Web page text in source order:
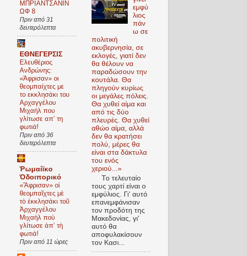
ΜΠΡΙΑΝΤΣΑΝΙΝ
ΩΦ 8
Πριν από 31
δευτερόλεπτα
ΕΘΝΕΓΕΡΣΙΣ
Ελευθέριος
Ανδρώνης:
«Άφρισαν» οι
θεομπαίχτες με
το εκκλησάκι του
Αρχαγγέλου
Μιχαήλ που
γλίτωσε απ’ τη
φωτιά!
Πριν από 36
δευτερόλεπτα
Ῥωμαίϊκο
Ὁδοιπορικό
«Ἄφρισαν» οἱ
θεομπαῖχτες μὲ
τὸ ἐκκλησάκι τοῦ
Ἀρχαγγέλου
Μιχαὴλ ποὺ
γλίτωσε ἀπ’ τὴ
φωτιά!
Πριν από 11 ώρες
εμφύ
λιος
πάν
ω σε
πολιτική
ακυβερνησία, σε
εκλογές, γιατί δεν
θα θέλουν να
παραδώσουν την
κουτάλα. Θα
πληγούν κυρίως
οι μεγάλες πόλεις.
Θα χυθεί αίμα και
από τις δύο
πλευρές. Θα χυθεί
αθώο αίμα, αλλά
δεν θα κρατήσει
πολύ, μέρες θα
είναι στα δάκτυλα
του ενός
χεριού...»
Το τελευταίο
τους χαρτί είναι ο
εμφύλιος. Γι' αυτό
επανεμφάνισαν
τον προδότη της
Μακεδονίας, γι'
αυτό θα
αποφυλακίσουν
τον Κασι...